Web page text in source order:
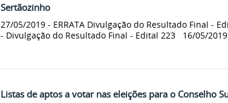
Sertãozinho
27/05/2019 - ERRATA Divulgação do Resultado Final -
- Divulgação do Resultado Final - Edital 223 16/05/2019
Listas de aptos a votar nas eleições para o Conselho